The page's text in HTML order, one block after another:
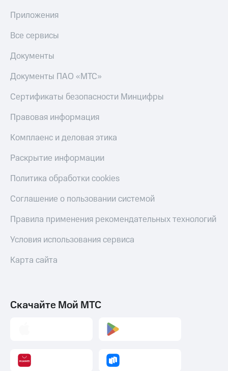
Приложения
Все сервисы
Документы
Документы ПАО «МТС»
Сертификаты безопасности Минцифры
Правовая информация
Комплаенс и деловая этика
Раскрытие информации
Политика обработки cookies
Соглашение о пользовании системой
Правила применения рекомендательных технологий
Условия использования сервиса
Карта сайта
Скачайте Мой МТС